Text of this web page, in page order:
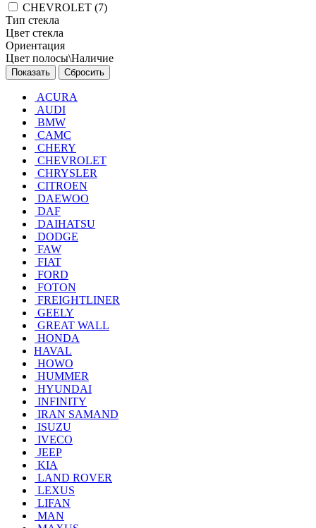
CHEVROLET (7)
Тип стекла
Цвет стекла
Ориентация
Цвет полосы\Наличие
Сбросить
ACURA
AUDI
BMW
CAMC
CHERY
CHEVROLET
CHRYSLER
CITROEN
DAEWOO
DAF
DAIHATSU
DODGE
FAW
FIAT
FORD
FOTON
FREIGHTLINER
GEELY
GREAT WALL
HONDA
HAVAL
HOWO
HUMMER
HYUNDAI
INFINITY
IRAN SAMAND
ISUZU
IVECO
JEEP
KIA
LAND ROVER
LEXUS
LIFAN
MAN